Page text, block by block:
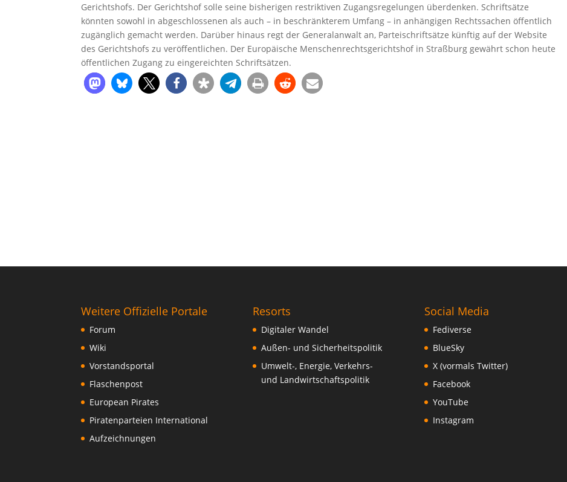
Gerichtshofs. Der Gerichtshof solle seine bisherigen restriktiven Zugangsregelungen überdenken. Schriftsätze
könnten sowohl in abgeschlossenen als auch – in beschränkterem Umfang – in anhängigen Rechtssachen öffentlich
zugänglich gemacht werden. Darüber hinaus regt der Generalanwalt an, Parteischriftsätze künftig auf der Website
des Gerichtshofs zu veröffentlichen. Der Europäische Menschenrechtsgerichtshof in Straßburg gewährt schon heute
öffentlichen Zugang zu eingereichten Schriftsätzen.
Weitere Offizielle Portale
Forum
Wiki
Vorstandsportal
Flaschenpost
European Pirates
Piratenparteien International
Aufzeichnungen
Resorts
Digitaler Wandel
Außen- und Sicherheitspolitik
Umwelt-, Energie, Verkehrs-
und Landwirtschaftspolitik
Social Media
Fediverse
BlueSky
X (vormals Twitter)
Facebook
YouTube
Instagram